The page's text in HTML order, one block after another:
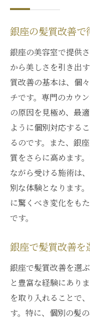
銀座の髪質改善で
銀座の美容室で提供
から美しさを引き出
質改善の基本は、個
チです。専門のカウ
の原因を見極め、最
ように個別対応する
るのです。また、銀
質をさらに高めます
ながら受ける施術は
別な体験となります
に驚くべき変化をも
です。
銀座で髪質改善を
銀座で髪質改善を選
と豊富な経験にあり
を取り入れることで
す。特に、個別の髪